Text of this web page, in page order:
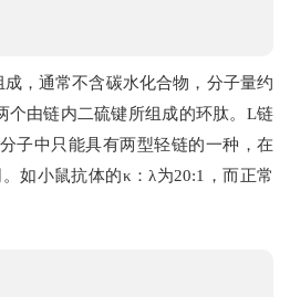
，通常不含碳水化合物，分子量约
个由链内二硫键所组成的环肽。L链
子中只能具有两型轻链的一种，在
如小鼠抗体的κ：λ为20:1，而正常